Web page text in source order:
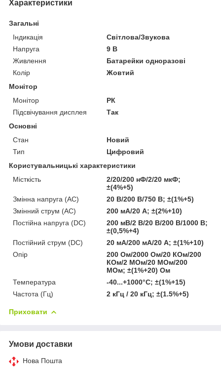
Характеристики
Загальні
Індикація
Світлова/Звукова
Напруга
9 В
Живлення
Батарейки одноразові
Колір
Жовтий
Монітор
Монітор
РК
Підсвічування дисплея
Так
Основні
Стан
Новий
Тип
Цифровий
Користувальницькі характеристики
Місткість
2/20/200 нФ/2/20 мкФ;
±(4%+5)
Змінна напруга (AC)
20 В/200 В/750 В; ±(1%+5)
Змінний струм (AC)
200 мА/20 А; ±(2%+10)
Постійна напруга (DC)
200 мВ/2 В/20 В/200 В/1000 В;
±(0,5%+4)
Постійний струм (DC)
20 мА/200 мА/20 А; ±(1%+10)
Опір
200 Ом/2000 Ом/20 КОм/200
КОм/2 МОм/20 МОм/200
МОм; ±(1%+20) Ом
Температура
-40...+1000°C; ±(1%+15)
Частота (Гц)
2 кГц / 20 кГц; ±(1.5%+5)
Приховати
Умови доставки
Нова Пошта